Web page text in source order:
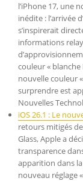
l’iPhone 17, une
inédite : l’arrivée
s’inspirerait
informations
couleur « blanche
nouvelle couleur
surprendre est
Nouvelles
iOS 26.1 : Le
retours mitigés
Glass, Apple a
transparence
apparition dans la
nouveau réglage